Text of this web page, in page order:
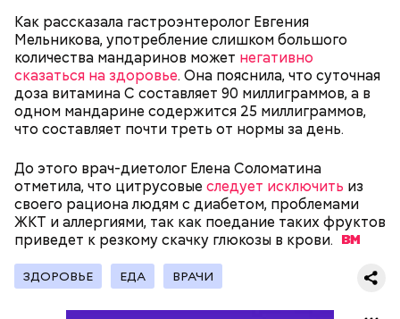
Как рассказала гастроэнтеролог Евгения
Мельникова, употребление слишком большого
количества мандаринов может негативно
сказаться на здоровье. Она пояснила, что суточная
доза витамина C составляет 90 миллиграммов, а в
одном мандарине содержится 25 миллиграммов,
что составляет почти треть от нормы за день.
До этого врач-диетолог Елена Соломатина
отметила, что цитрусовые следует исключить из
своего рациона людям с диабетом, проблемами
ЖКТ и аллергиями, так как поедание таких фруктов
приведет к резкому скачку глюкозы в крови.
ЗДОРОВЬЕ ЕДА ВРАЧИ
салаты, лаваш с творогом и сыром, пироги, омлет,
запеканка. Щавеля там везде используется
немного, поэтому никакого вреда от него не будет.
Чем разнообразнее рацион питания человека, тем
лучше. Потому что это исключает вероятность
возникновения дефицитов микроэлементов, —
заверил специалист.